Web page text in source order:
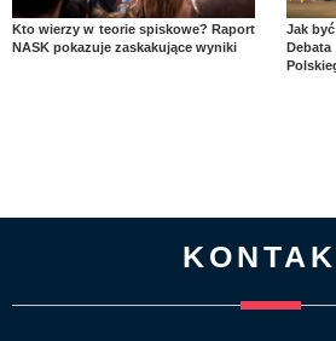
Kto wierzy w teorie spiskowe? Raport
NASK pokazuje zaskakujące wyniki
Jak